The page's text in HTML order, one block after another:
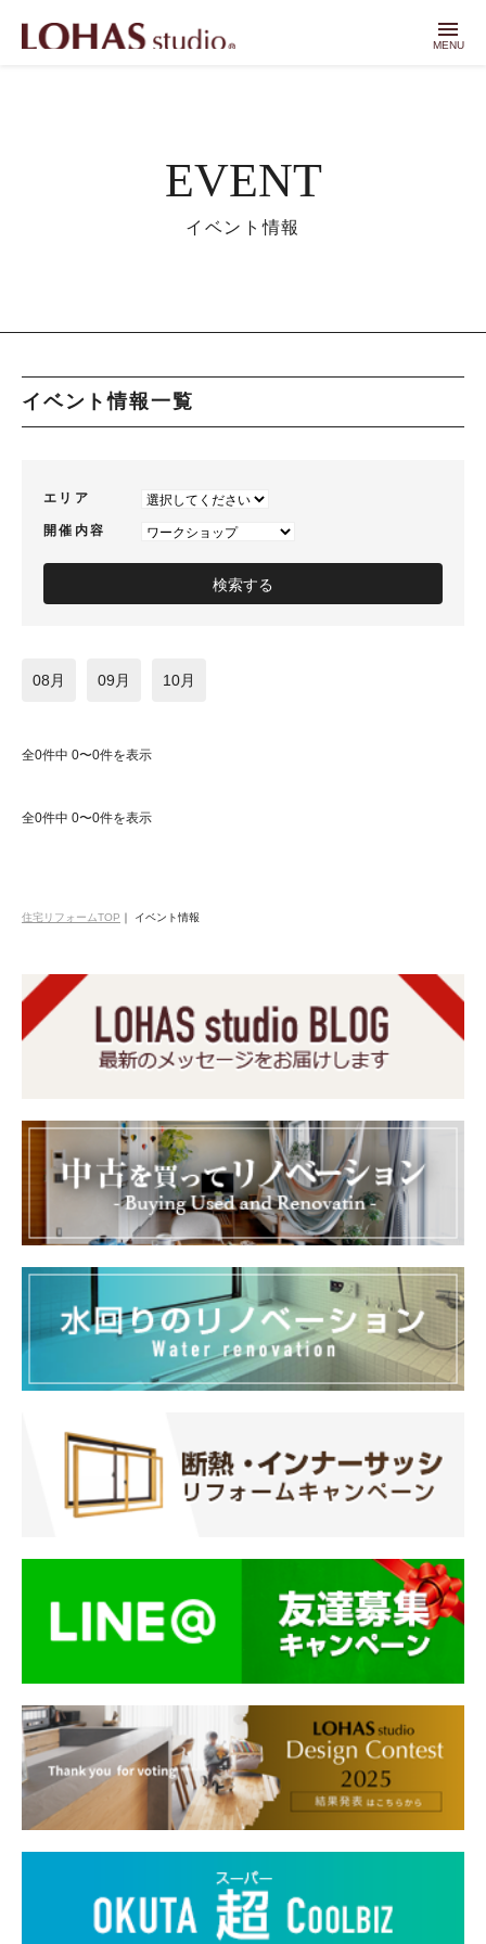
menu
MENU
EVENT
イベント情報
イベント情報一覧
エリア
開催内容
08月 09月 10月
全0件中 0〜0件を表示
全0件中 0〜0件を表示
住宅リフォームTOP ｜ イベント情報